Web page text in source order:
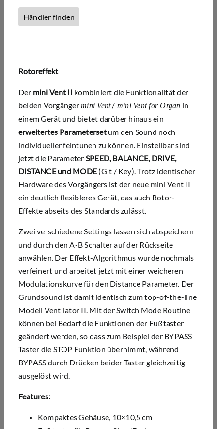
Händler finden
Rotoreffekt
Der mini Vent II kombiniert die Funktionalität der
beiden Vorgängermini Vent/ mini Vent for Organ in
einem Gerät und bietet darüber hinaus ein
erweitertes Parametersetum den Sound noch
individueller feintunen zu können. Einstellbar sind
jetzt die Parameter SPEED, BALANCE, DRIVE,
DISTANCE und MODE(Git / Key). Trotz identischer
Hardware des Vorgängers ist der neue mini Vent II
ein deutlich flexibleres Gerät, das auch Rotor-
Effekte abseits des Standards zulässt.
Zwei verschiedene Settings lassen sich abspeichern
und durch den A-B Schalter auf der Rückseite
anwählen. Der Effekt-Algorithmus wurde nochmals
verfeinert und arbeitet jetzt mit einer weicheren
Modulationskurve für den Distance Parameter. Der
Grundsound ist damit identisch zum top-of-the-line
Modell Ventilator II. Mit der Switch Mode Routine
können bei Bedarf die Funktionen der Fußtaster
geändert werden, so dass zum Beispiel der BYPASS
Taster die STOP Funktion übernimmt, während
BYPASS durch Drücken beider Taster gleichzeitig
ausgelöst wird.
Features:
Kompaktes Gehäuse, 10×10,5 cm